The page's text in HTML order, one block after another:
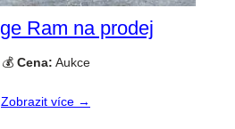
Ram na prodej
💰 Cena: Aukce
Zobrazit více →